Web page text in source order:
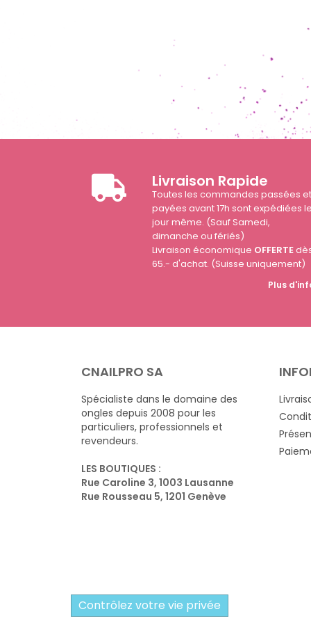
Livraison Rapide
Toutes les commandes passées
payées avant 17h sont expédiées
jour même. (Sauf Samedi,
dimanche ou fériés)
Livraison économique OFFERTE
65.- d'achat. (Suisse uniquement)
Plus
CNAILPRO SA
Spécialiste dans le domaine des
ongles depuis 2008 pour les
particuliers, professionnels et
revendeurs.
LES BOUTIQUES :
Rue Caroline 3, 1003 Lausanne
Rue Rousseau 5, 1201 Genève
Contrôlez votre vie privée